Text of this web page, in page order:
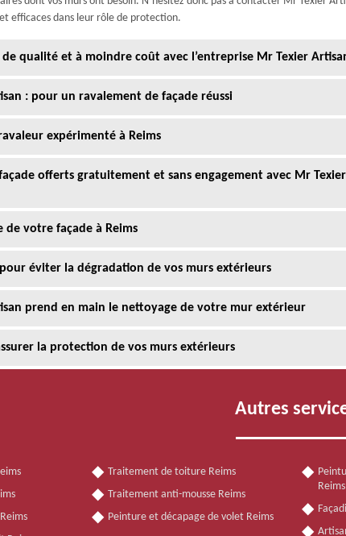
efficaces dans leur rôle de protection.
qualité et à moindre coût avec l’entreprise Mr Texier
: pour un ravalement de façade réussi
expérimenté à Reims
offerts gratuitement et sans engagement avec Mr Texier
votre façade à Reims
éviter la dégradation de vos murs extérieurs
prend en main le nettoyage de votre mur extérieur
la protection de vos murs extérieurs
Autres
Traitement de toiture Reims
Traitement anti-mousse Reims
Peinture et décapage de volet Reims
Reims